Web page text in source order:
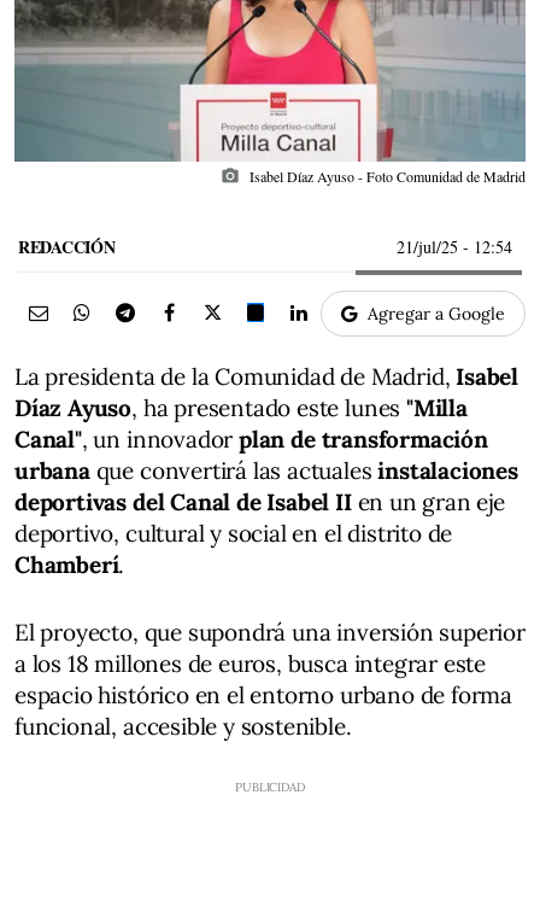
photo_camera Isabel Díaz Ayuso - Foto Comunidad de Madrid
REDACCIÓN 21/jul/25 - 12:54
Agregar a Google
La presidenta de la Comunidad de Madrid, Isabel
Díaz Ayuso, ha presentado este lunes "Milla
Canal", un innovadorplan de transformación
urbana que convertirá las actualesinstalaciones
deportivas del Canal de Isabel II en un gran eje
deportivo, cultural y social en el distrito de
Chamberí.
El proyecto, que supondrá una inversión superior
a los 18 millones de euros, busca integrar este
espacio histórico en el entorno urbano de forma
funcional, accesible y sostenible.